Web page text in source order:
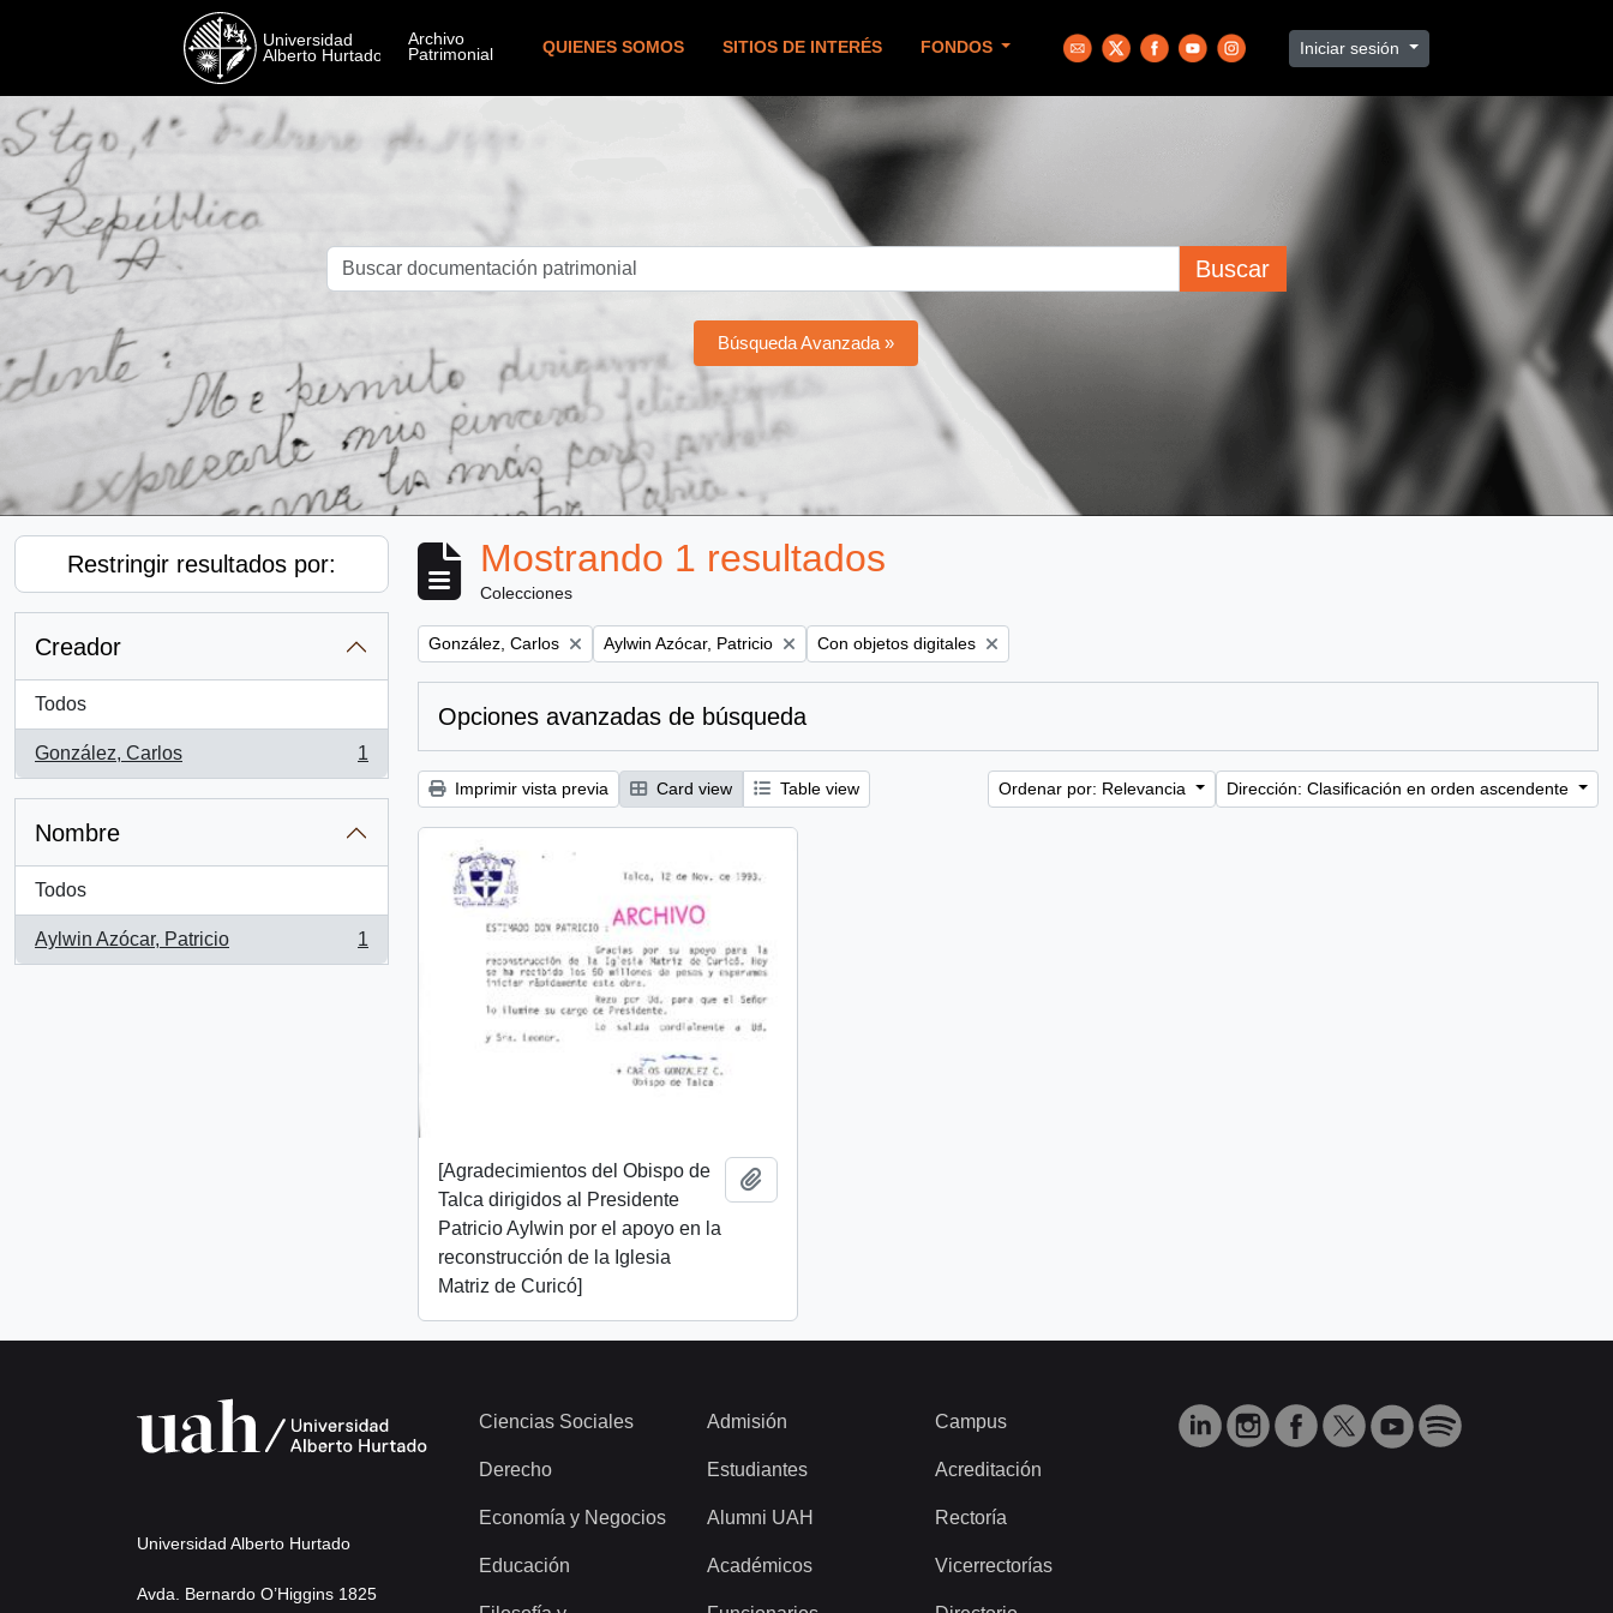
QUIENES SOMOS SITIOS DE INTERÉS FONDOS Iniciar sesión
Buscar
Búsqueda Avanzada »
Restringir resultados por:
Creador
Todos
González, Carlos
, 1 resultados
1
Nombre
Todos
Aylwin Azócar, Patricio
, 1 resultados
1
Mostrando 1 resultados
Colecciones
Remove filter:
González, Carlos Remove filter:
Aylwin Azócar, Patricio Remove filter:
Con objetos digitales
Opciones avanzadas de búsqueda
Imprimir vista previa Card view Table view Ordenar por: Relevancia Dirección: Clasificación en orden ascendente
[Agradecimientos del Obispo de
Talca dirigidos al Presidente
Patricio Aylwin por el apoyo en la
reconstrucción de la Iglesia
Matriz de Curicó]
Universidad Alberto Hurtado
Avda. Bernardo O’Higgins 1825
Ciencias Sociales
Derecho
Economía y Negocios
Educación
Admisión
Estudiantes
Alumni UAH
Académicos
Campus
Acreditación
Rectoría
Vicerrectorías